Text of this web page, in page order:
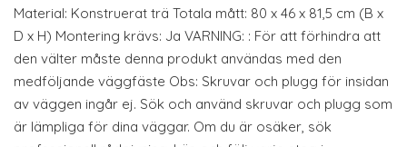
Material: Konstruerat trä Totala mått: 80 x 46 x 81,5 cm (B x
D x H) Montering krävs: Ja VARNING: : För att förhindra att
den välter måste denna produkt användas med den
medföljande väggfäste Obs: Skruvar och plugg för insidan
av väggen ingår ej. Sök och använd skruvar och plugg som
är lämpliga för dina väggar. Om du är osäker, sök